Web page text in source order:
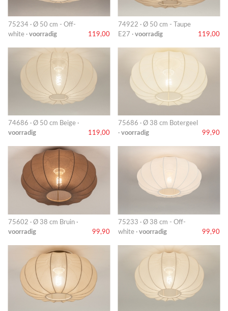
75234 · Ø 50 cm - Off-
white · voorradig 119,00
74922 · Ø 50 cm - Taupe
E27 · voorradig 119,00
74686 · Ø 50 cm Beige ·
voorradig
119,00
75686 · Ø 38 cm Botergeel
· voorradig 99,90
75602 · Ø 38 cm Bruin ·
voorradig
99,90
75233 · Ø 38 cm - Off-
white · voorradig 99,90